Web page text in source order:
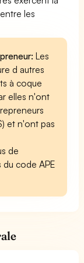
les
Les
d autres
à coque
elles n'ont
et n'ont pas
de
code APE